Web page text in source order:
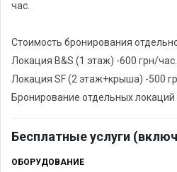
час.
Стоимость бронирования
Локация B&S (1 этаж) -600 грн/час.
Локация SF (2 этаж+крыша) -500
Бронирование отдельных локаций
Бесплатные услуги
ОБОРУДОВАНИЕ